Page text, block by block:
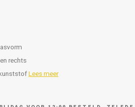
rechts
Lees meer